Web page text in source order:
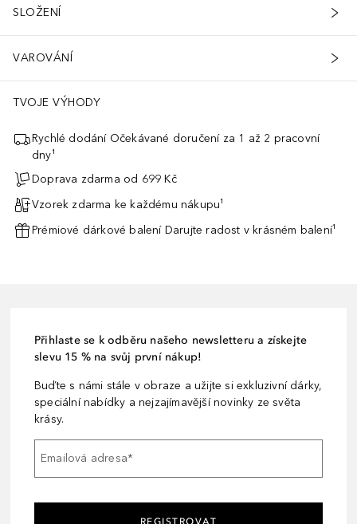
SLOŽENÍ
VAROVÁNÍ
TVOJE VÝHODY
Rychlé dodání Očekávané doručení za 1 až 2 pracovní
dny¹
Doprava zdarma od 699 Kč
Vzorek zdarma ke každému nákupu¹
Prémiové dárkové balení Darujte radost v krásném balení¹
Přihlaste se k odběru našeho newsletteru a získejte
slevu 15 % na svůj první nákup!
Buďte s námi stále v obraze a užijte si exkluzivní dárky,
speciální nabídky a nejzajímavější novinky ze světa
krásy.
Emailová adresa*
REGISTROVAT